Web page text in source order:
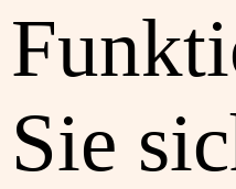
Sie